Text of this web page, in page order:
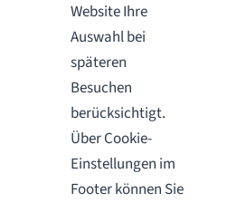
Website Ihre
Auswahl bei
späteren
Besuchen
berücksichtigt.
Über Cookie-
Einstellungen im
Footer können Sie